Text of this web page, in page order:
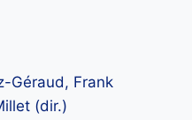
Géraud, Frank
(dir.)